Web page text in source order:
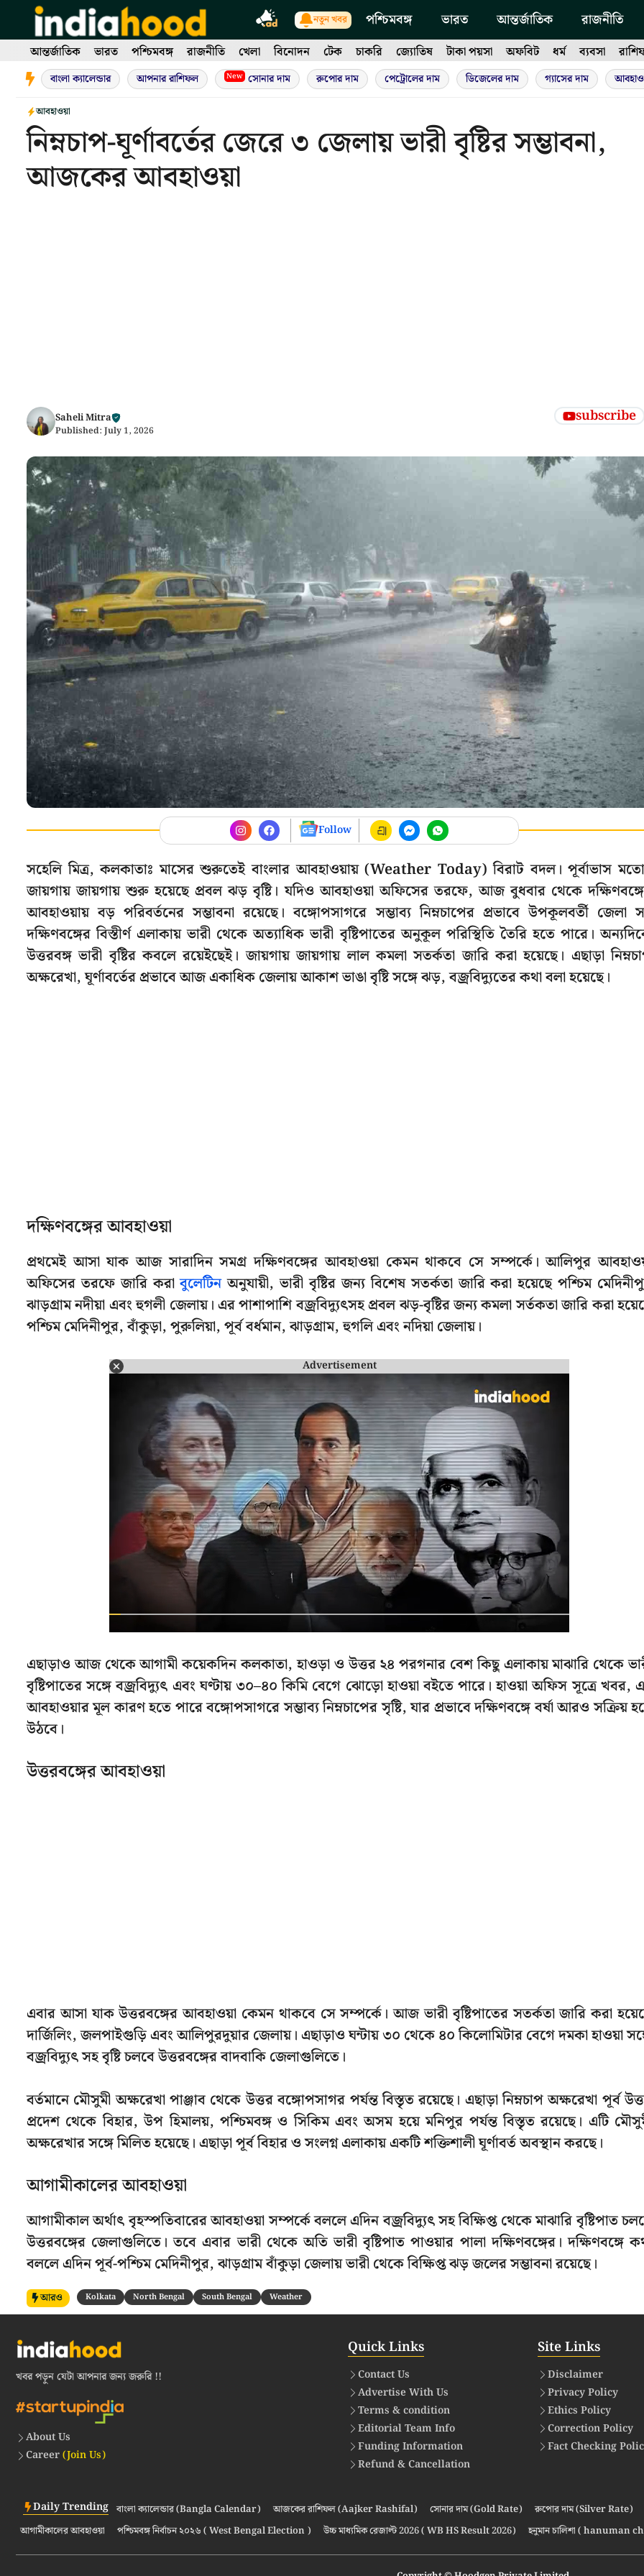
content
নতুন খবর পশ্চিমবঙ্গ ভারত আন্তর্জাতিক রাজনীতি
আন্তর্জাতিক ভারত পশ্চিমবঙ্গ রাজনীতি খেলা বিনোদন টেক চাকরি জ্যোতিষ টাকা পয়সা অফবিট ধর্ম ব্যবসা
বাংলা ক্যালেন্ডার আপনার রাশিফল New সোনার দাম রুপোর দাম পেট্রোলের দাম ডিজেলের দাম গ্যাসের দাম
আবহাওয়া
নিম্নচাপ-ঘূর্ণাবর্তের জেরে ৩ জেলায় ভারী বৃষ্টির সম্ভাবনা,
আজকের আবহাওয়া
Saheli Mitra
Published: July 1, 2026
subscribe
Follow
সহেলি মিত্র, কলকাতাঃ মাসের শুরুতেই বাংলার আবহাওয়ায় (Weather Today) বিরাট বদল। পূর্বাভাস
জায়গায় জায়গায় শুরু হয়েছে প্রবল ঝড় বৃষ্টি। যদিও আবহাওয়া অফিসের তরফে, আজ বুধবার থেকে
আবহাওয়ায় বড় পরিবর্তনের সম্ভাবনা রয়েছে। বঙ্গোপসাগরে সম্ভাব্য নিম্নচাপের প্রভাবে উপকূলবর্তী জেলা
দক্ষিণবঙ্গের বিস্তীর্ণ এলাকায় ভারী থেকে অত্যাধিক ভারী বৃষ্টিপাতের অনুকূল পরিস্থিতি তৈরি হতে পারে।
উত্তরবঙ্গ ভারী বৃষ্টির কবলে রয়েইছেই। জায়গায় জায়গায় লাল কমলা সতর্কতা জারি করা হয়েছে। এছাড়া
অক্ষরেখা, ঘূর্ণাবর্তের প্রভাবে আজ একাধিক জেলায় আকাশ ভাঙা বৃষ্টি সঙ্গে ঝড়, বজ্রবিদ্যুতের কথা বলা হয়েছে।
দক্ষিণবঙ্গের আবহাওয়া
প্রথমেই আসা যাক আজ সারাদিন সমগ্র দক্ষিণবঙ্গের আবহাওয়া কেমন থাকবে সে সম্পর্কে। আলিপুর
অফিসের তরফে জারি করাবুলেটিনঅনুযায়ী, ভারী বৃষ্টির জন্য বিশেষ সতর্কতা জারি করা হয়েছে পশ্চিম
ঝাড়গ্রাম নদীয়া এবং হুগলী জেলায়। এর পাশাপাশি বজ্রবিদ্যুৎসহ প্রবল ঝড়-বৃষ্টির জন্য কমলা সর্তকতা জারি করা
পশ্চিম মেদিনীপুর, বাঁকুড়া, পুরুলিয়া, পূর্ব বর্ধমান, ঝাড়গ্রাম, হুগলি এবং নদিয়া জেলায়।
Advertisement
এছাড়াও আজ থেকে আগামী কয়েকদিন কলকাতা, হাওড়া ও উত্তর ২৪ পরগনার বেশ কিছু এলাকায় মাঝারি থেকে
বৃষ্টিপাতের সঙ্গে বজ্রবিদ্যুৎ এবং ঘণ্টায় ৩০–৪০ কিমি বেগে ঝোড়ো হাওয়া বইতে পারে। হাওয়া অফিস সূত্রে খবর,
আবহাওয়ার মূল কারণ হতে পারে বঙ্গোপসাগরে সম্ভাব্য নিম্নচাপের সৃষ্টি, যার প্রভাবে দক্ষিণবঙ্গে বর্ষা আরও সক্রিয়
উঠবে।
উত্তরবঙ্গের আবহাওয়া
এবার আসা যাক উত্তরবঙ্গের আবহাওয়া কেমন থাকবে সে সম্পর্কে। আজ ভারী বৃষ্টিপাতের সতর্কতা জারি করা
দার্জিলিং, জলপাইগুড়ি এবং আলিপুরদুয়ার জেলায়। এছাড়াও ঘন্টায় ৩০ থেকে ৪০ কিলোমিটার বেগে দমকা হাওয়া
বজ্রবিদ্যুৎ সহ বৃষ্টি চলবে উত্তরবঙ্গের বাদবাকি জেলাগুলিতে।
বর্তমানে মৌসুমী অক্ষরেখা পাঞ্জাব থেকে উত্তর বঙ্গোপসাগর পর্যন্ত বিস্তৃত রয়েছে। এছাড়া নিম্নচাপ অক্ষরেখা পূর্ব
প্রদেশ থেকে বিহার, উপ হিমালয়, পশ্চিমবঙ্গ ও সিকিম এবং অসম হয়ে মনিপুর পর্যন্ত বিস্তৃত রয়েছে। এটি
অক্ষরেখার সঙ্গে মিলিত হয়েছে। এছাড়া পূর্ব বিহার ও সংলগ্ন এলাকায় একটি শক্তিশালী ঘূর্ণাবর্ত অবস্থান করছে।
আগামীকালের আবহাওয়া
আগামীকাল অর্থাৎ বৃহস্পতিবারের আবহাওয়া সম্পর্কে বললে এদিন বজ্রবিদ্যুৎ সহ বিক্ষিপ্ত থেকে মাঝারি বৃষ্টিপাত
উত্তরবঙ্গের জেলাগুলিতে। তবে এবার ভারী থেকে অতি ভারী বৃষ্টিপাত পাওয়ার পালা দক্ষিণবঙ্গের। দক্ষিণবঙ্গে
বললে এদিন পূর্ব-পশ্চিম মেদিনীপুর, ঝাড়গ্রাম বাঁকুড়া জেলায় ভারী থেকে বিক্ষিপ্ত ঝড় জলের সম্ভাবনা রয়েছে।
আরও Kolkata North Bengal South Bengal Weather
খবর পড়ুন যেটা আপনার জন্য জরুরি !!
About Us
Career(Join Us)
Quick Links
Contact Us
Advertise With Us
Terms & condition
Editorial Team Info
Funding Information
Refund & Cancellation
Site Links
Disclaimer
Privacy Policy
Ethics Policy
Correction Policy
Fact Checking
Daily Trending বাংলা ক্যালেন্ডার (Bangla Calendar) আজকের রাশিফল (Aajker Rashifal) সোনার দাম (Gold Rate)
রুপোর দাম (Silver Rate)
আগামীকালের আবহাওয়া
পশ্চিমবঙ্গ নির্বাচন ২০২৬ ( West Bengal Election ) উচ্চ মাধ্যমিক রেজাল্ট 2026 ( WB HS Result 2026) হনুমান চালিশা ( hanuman